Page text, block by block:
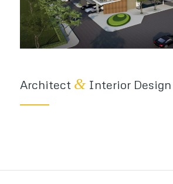
Architect &Interior Design